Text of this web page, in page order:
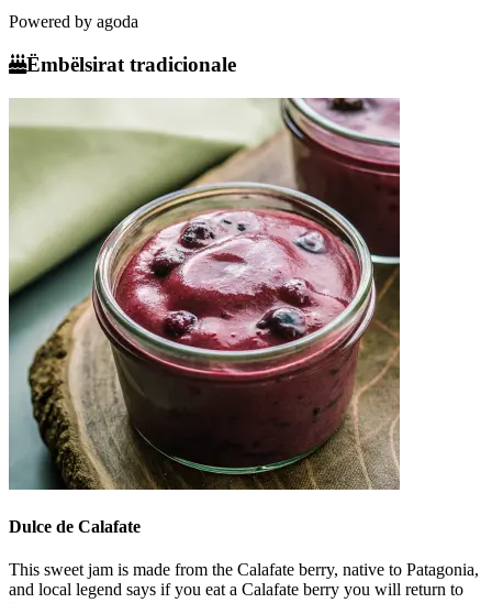
Powered by agoda
Ëmbëlsirat tradicionale
Dulce de Calafate
This sweet jam is made from the Calafate berry, native to Patagonia,
and local legend says if you eat a Calafate berry you will return to